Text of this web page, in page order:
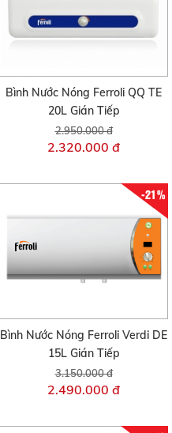
Bình Nước Nóng Ferroli QQ TE
20L Gián Tiếp
2.950.000 đ
2.320.000 đ
-21%
Bình Nước Nóng Ferroli Verdi DE
15L Gián Tiếp
3.150.000 đ
2.490.000 đ